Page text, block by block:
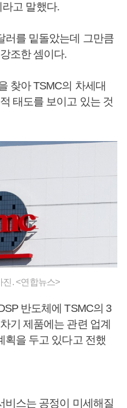
라고 말했다.
러를 밑돌았는데 그만큼
조한 셈이다.
찾아 TSMC의 차세대
태도를 보이고 있는 것
. <연합뉴스>
반도체에 TSMC의 3
기 제품에는 관련 업계
획을 두고 있다고 전했
비스는 공정이 미세해질